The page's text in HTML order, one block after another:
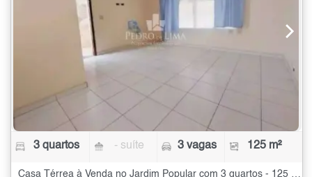
3 quartos - suíte 3 vagas 125 m²